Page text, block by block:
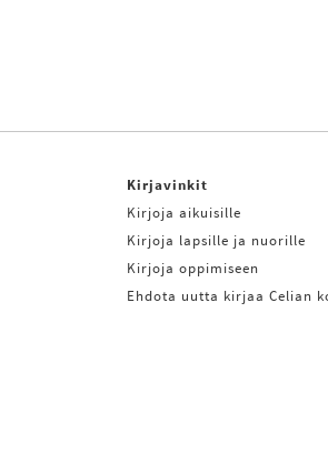
Kirjavinkit
Kirjoja aikuisille
Kirjoja lapsille ja nuorille
Kirjoja oppimiseen
Ehdota uutta kirjaa Celian